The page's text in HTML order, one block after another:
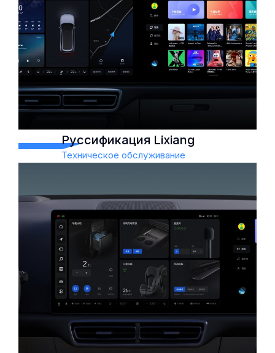
Повышенная
производительность
Увеличенный диапазон
Повышенная эффективность
Руссификация Lixiang
Техническое обслуживание
Руссификация Lixiang
Техническое обслуживание
перевести ваш электромобиль
на русский язык
Смена языка информационно-
развлекательной системы